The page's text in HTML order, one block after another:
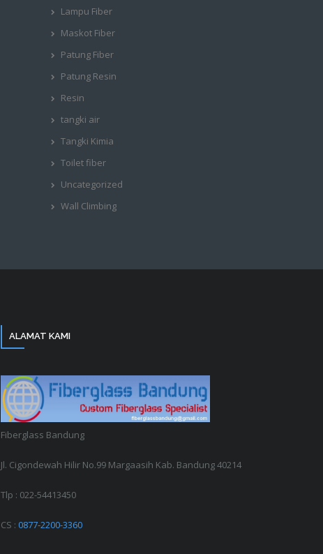
Lampu Fiber
Maskot Fiber
Patung Fiber
Patung Resin
Resin
tangki air
Tangki Kimia
Toilet fiber
Uncategorized
Wall Climbing
ALAMAT KAMI
Fiberglass Bandung
Jl. Cigondewah Hilir No.99 Margaasih Kab. Bandung 40214
Tlp : 022-54413450
CS : 0877-2200-3360